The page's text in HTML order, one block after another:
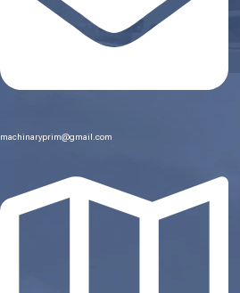
machinaryprim@gmail.com